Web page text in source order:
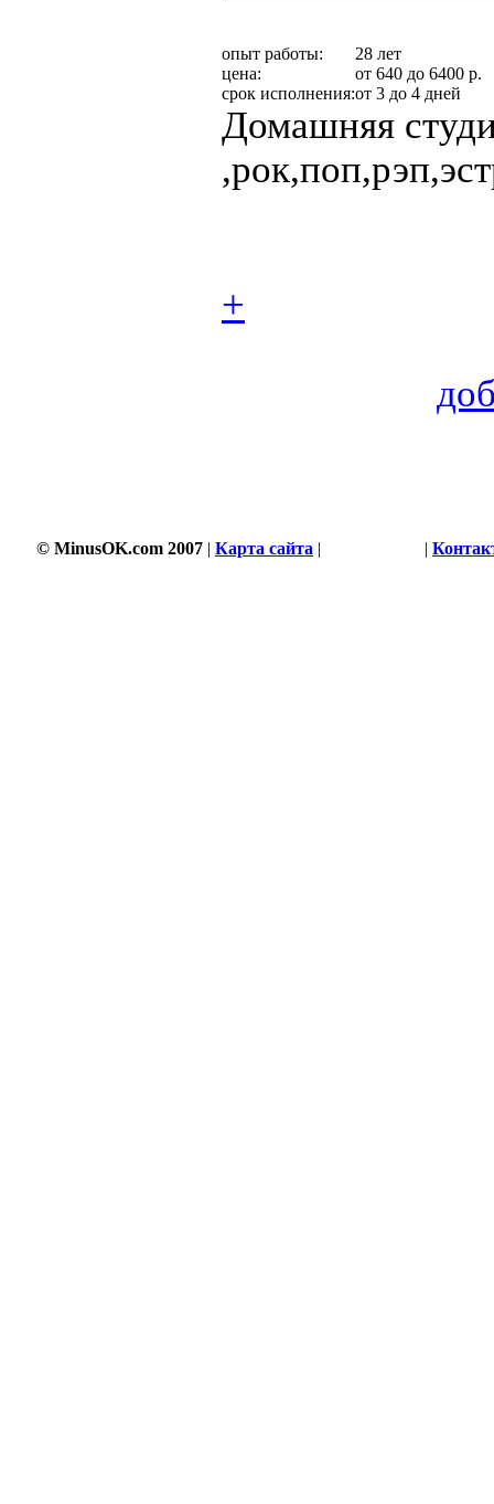
опыт работы:
28 лет
цена:
от 640 до 6400 р.
срок исполнения:от 3 до 4 дней
Домашняя
+
© MinusOK.com 2007 | Карта сайта | |